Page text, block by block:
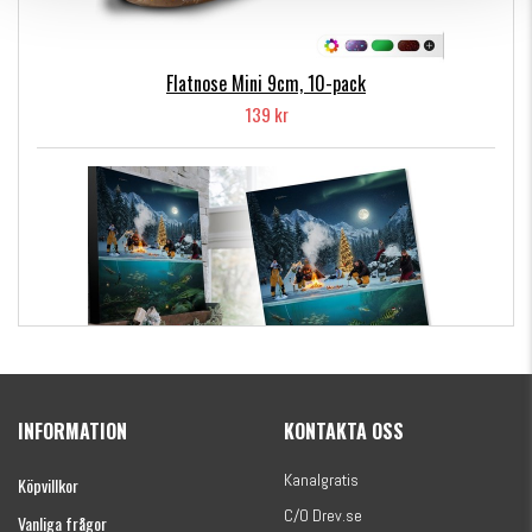
Flatnose Mini 9cm, 10-pack
139 kr
(julkalender)
INFORMATION
Köpvillkor
Vanliga frågor
KONTAKTA OSS
Kanalgratis
C/O Drev.se